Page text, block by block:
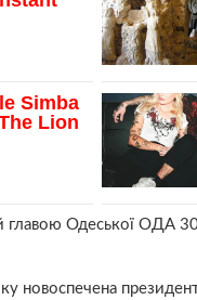
главою Одеської ОДА
новоспечена